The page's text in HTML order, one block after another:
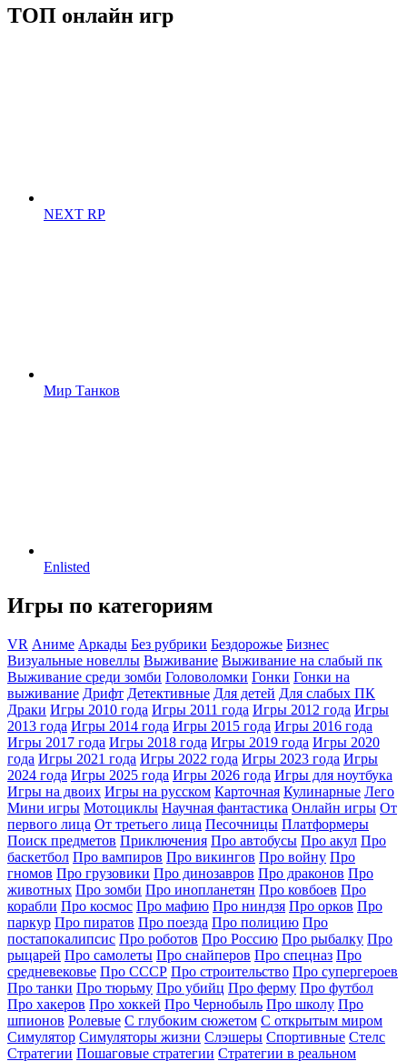
ТОП онлайн игр
NEXT RP
Мир Танков
Enlisted
Игры по категориям
VR Аниме Аркады Без рубрики Бездорожье Бизнес
Визуальные новеллы Выживание Выживание на слабый пк
Выживание среди зомби Головоломки Гонки Гонки на
выживание Дрифт Детективные Для детей Для слабых ПК
Драки Игры 2010 года Игры 2011 года Игры 2012 года Игры
2013 года Игры 2014 года Игры 2015 года Игры 2016 года
Игры 2017 года Игры 2018 года Игры 2019 года Игры 2020
года Игры 2021 года Игры 2022 года Игры 2023 года Игры
2024 года Игры 2025 года Игры 2026 года Игры для ноутбука
Игры на двоих Игры на русском Карточная Кулинарные Лего
Мини игры Мотоциклы Научная фантастика Онлайн игры От
первого лица От третьего лица Песочницы Платформеры
Поиск предметов Приключения Про автобусы Про акул Про
баскетбол Про вампиров Про викингов Про войну Про
гномов Про грузовики Про динозавров Про драконов Про
животных Про зомби Про инопланетян Про ковбоев Про
корабли Про космос Про мафию Про ниндзя Про орков Про
паркур Про пиратов Про поезда Про полицию Про
постапокалипсис Про роботов Про Россию Про рыбалку Про
рыцарей Про самолеты Про снайперов Про спецназ Про
средневековье Про СССР Про строительство Про супергероев
Про танки Про тюрьму Про убийц Про ферму Про футбол
Про хакеров Про хоккей Про Чернобыль Про школу Про
шпионов Ролевые С глубоким сюжетом С открытым миром
Симулятор Симуляторы жизни Слэшеры Спортивные Стелс
Стратегии Пошаговые стратегии Стратегии в реальном